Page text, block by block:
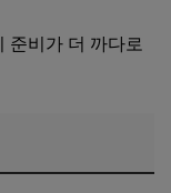
준비가 더 까다로